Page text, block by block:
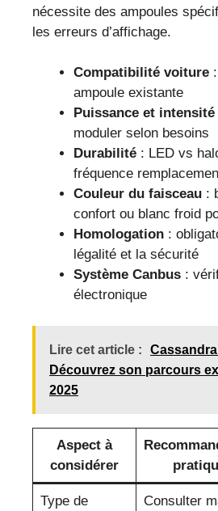
nécessite des ampoules
les erreurs d’affichage.
Compatibilité voiture
ampoule existante
Puissance et
moduler selon besoins
Durabilité : LED vs
fréquence
Couleur du faisceau :
confort ou blanc froid
Homologation :
légalité et la sécurité
Système Canbus :
électronique
Lire cet article :
Découvrez son parcours
2025
Aspect à
considérer
Type de Consulter